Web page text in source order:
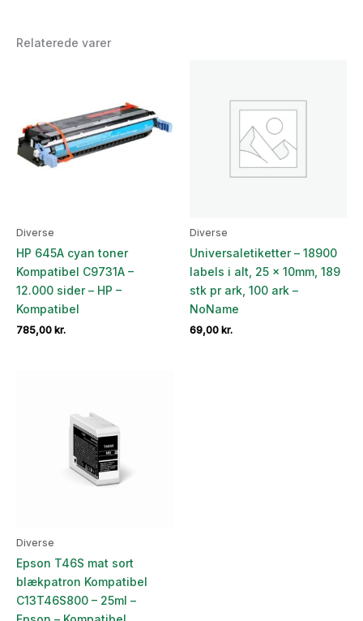
Relaterede varer
Diverse
HP 645A cyan toner
Kompatibel C9731A –
12.000 sider – HP –
Kompatibel
785,00 kr.
Diverse
Universaletiketter – 18900
labels i alt, 25 x 10mm, 189
stk pr ark, 100 ark –
NoName
69,00 kr.
Diverse
Epson T46S mat sort
blækpatron Kompatibel
C13T46S800 – 25ml –